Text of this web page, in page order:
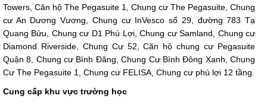
Towers, Căn hộ The Pegasuite 1, Chung cư The Pegasuite, Chung
cư An Dương Vương, Chung cư InVesco số 29, đường 783 Tạ
Quang Bửu, Chung cư D1 Phú Lợi, Chung cư Samland, Chung cư
Diamond Riverside, Chung Cư 52, Căn hộ chung cư Pegasuite
Quận 8, Chung cư Bình Đăng, Chung Cư Bình Đông Xanh, Chung
Cư The Pegasuite 1, Chung cư FELISA, Chung cư phú lợi 12 tầng.
Cung cấp khu vực trường học